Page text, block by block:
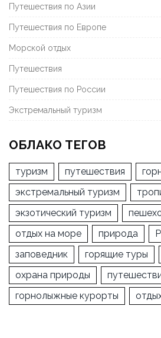
Путешествия по Азии
Путешествия по Европе
Морской отдых
Путешествия
Путешествия по России
Экстремальный туризм
ОБЛАКО ТЕГОВ
туризм путешествия
экстремальный туризм
экзотический туризм
отдых на море
природа
заповедник
горящие туры
охрана природы
горнолыжные курорты